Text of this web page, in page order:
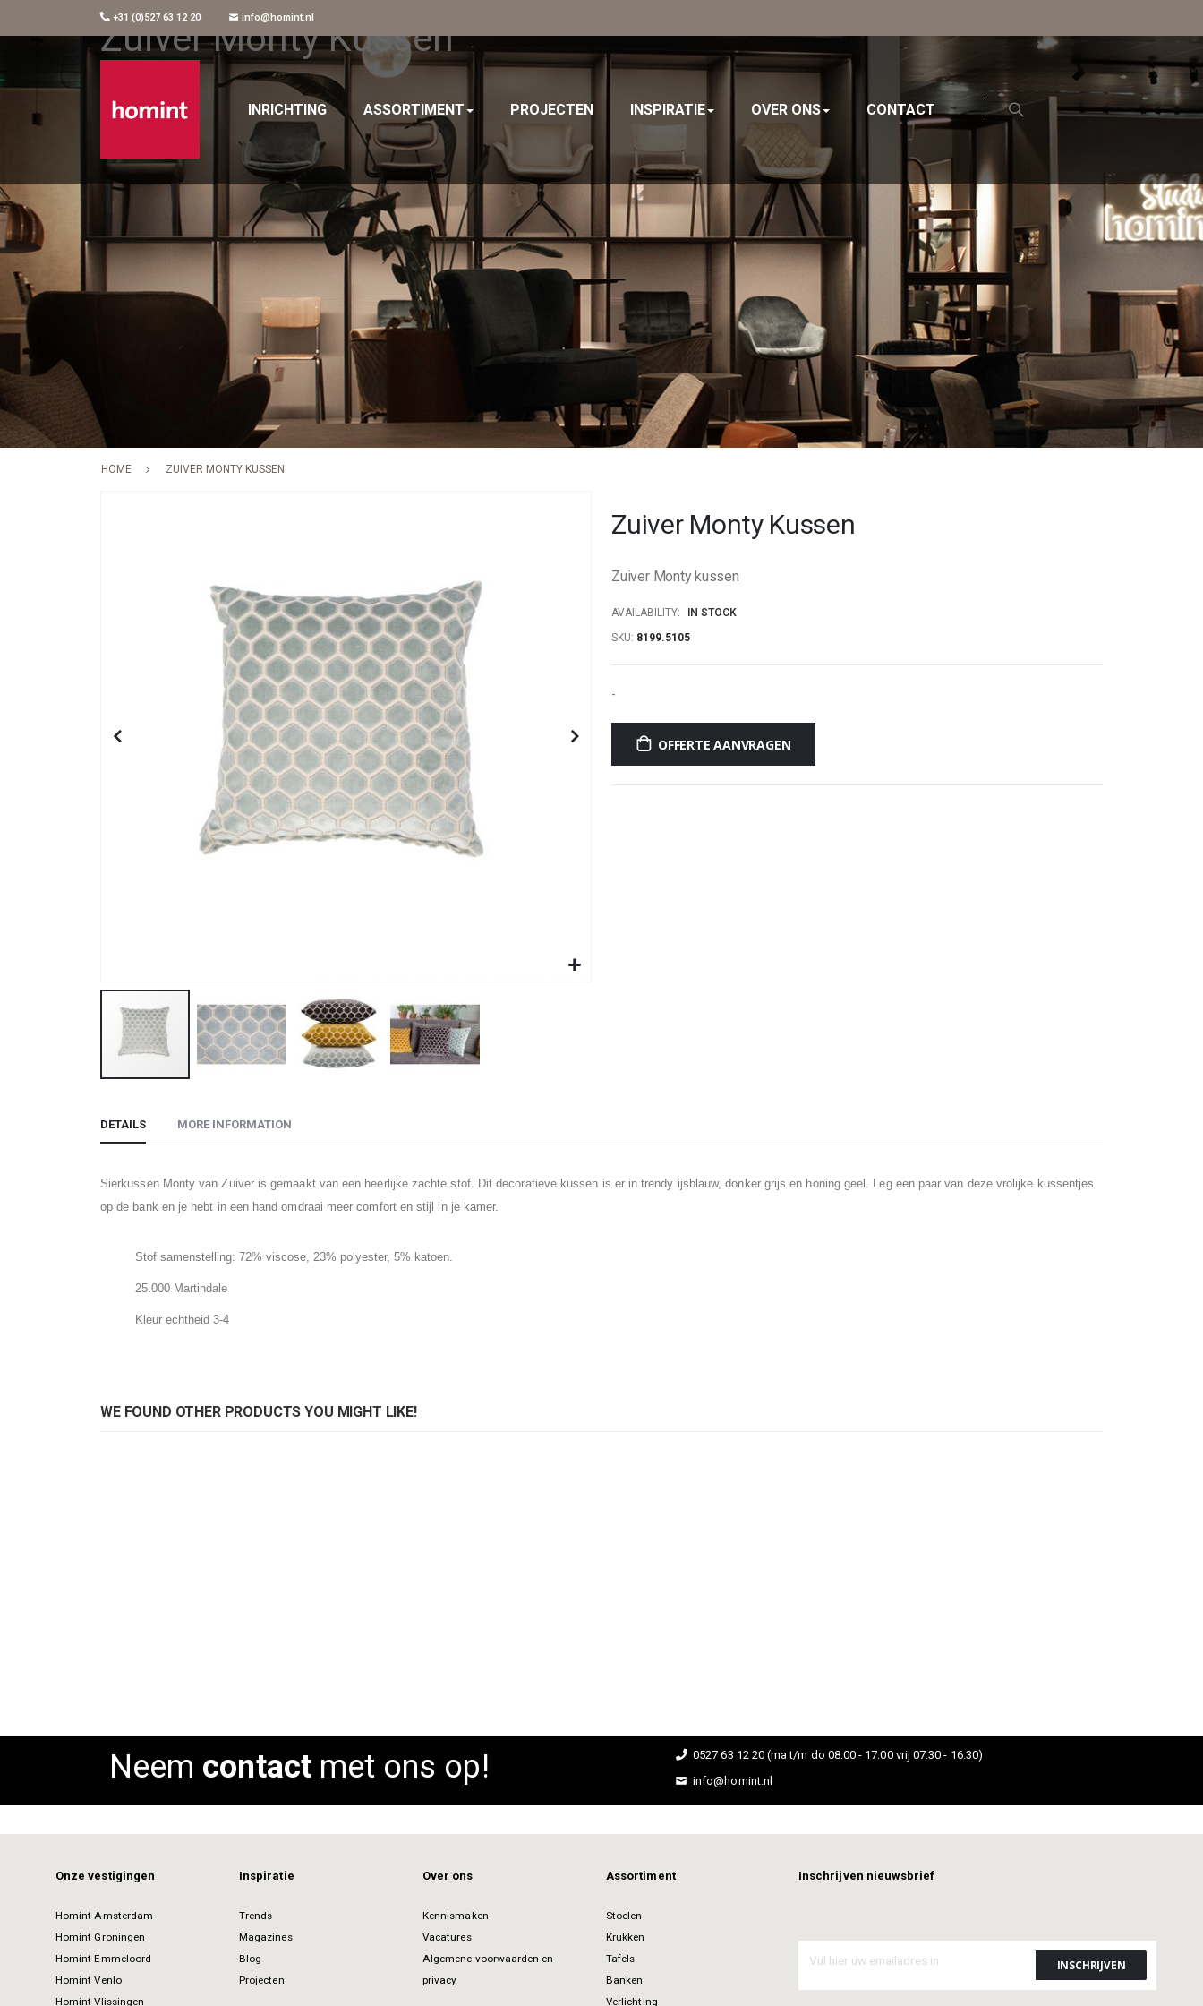
+31 (0)527 63 12 20 info@homint.nl
INRICHTING ASSORTIMENT PROJECTEN INSPIRATIE OVER ONS CONTACT
Zuiver Monty Kussen
HOME ZUIVER MONTY KUSSEN
the
images
Zuiver Monty Kussen
Zuiver Monty kussen
AVAILABILITY:
IN STOCK
SKU 8199.5105
-
OFFERTE AANVRAGEN
DETAILS
Sierkussen Monty van Zuiver is gemaakt van een heerlijke zachte stof. Dit decoratieve kussen is er in trendy ijsblauw, donker grijs en honing geel. Leg een paar van deze vrolijke kussentjes
op de bank en je hebt in een hand omdraai meer comfort en stijl in je kamer.
Stof samenstelling: 72% viscose, 23% polyester, 5% katoen.
25.000 Martindale
Kleur echtheid 3-4
MORE INFORMATION
WE FOUND OTHER PRODUCTS YOU MIGHT LIKE!
Neem contactmet ons op!
0527 63 12 20 (ma t/m do 08:00 - 17:00 vrij 07:30 - 16:30)
info@homint.nl
Onze vestigingen
Homint Amsterdam
Homint Groningen
Homint Emmeloord
Homint Venlo
Homint Vlissingen
Inspiratie
Trends
Magazines
Blog
Projecten
Over ons
Kennismaken
Vacatures
Algemene voorwaarden en
privacy
Assortiment
Stoelen
Krukken
Tafels
Banken
Verlichting
Inschrijven nieuwsbrief